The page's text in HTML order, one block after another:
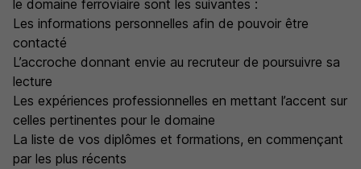
le domaine ferroviaire sont les suivantes :
Les informations personnelles afin de pouvoir être
contacté
L’accroche donnant envie au recruteur de poursuivre sa
lecture
Les expériences professionnelles en mettant l’accent sur
celles pertinentes pour le domaine
La liste de vos diplômes et formations, en commençant
par les plus récents